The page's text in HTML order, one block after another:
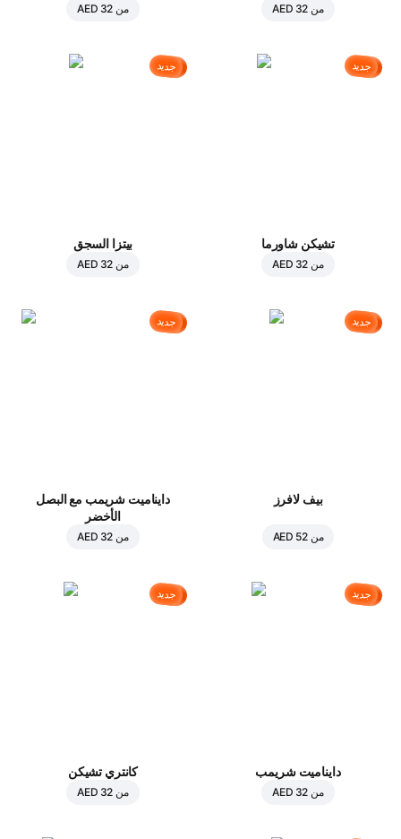
من AED 32 من AED 32
جديد
تشيكن شاورما
من AED 32
جديد
بيتزا السجق
من AED 32
جديد
بيف لافرز
منAED 52
جديد
دايناميت شريمب مع البصل
الأخضر
من AED 32
جديد
دايناميت شريمب
من AED 32
جديد
كانتري تشيكن
من AED 32